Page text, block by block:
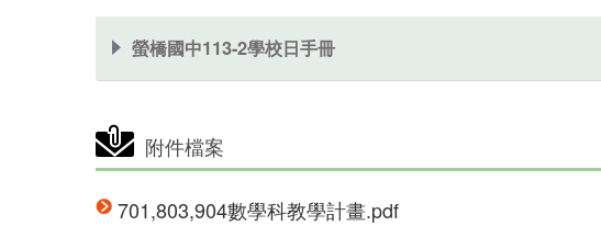
螢橋國中113-2學校日手冊
附件檔案
701,803,904數學科教學計畫.pdf